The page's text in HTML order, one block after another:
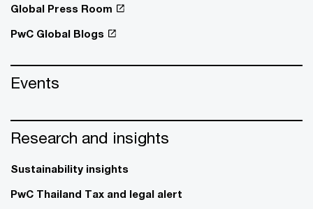
Global Press Room
PwC Global Blogs
Events
Research and insights
Sustainability insights
PwC Thailand Tax and legal alert